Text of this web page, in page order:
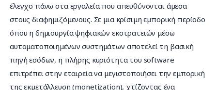
έλεγχο πάνω στα εργαλεία που απευθύνονται άμεσα
στους διαφημιζόμενους. Σε μια κρίσιμη εμπορική περίοδο
όπου η δημιουργία ψηφιακών εκστρατειών μέσω
αυτοματοποιημένων συστημάτων αποτελεί τη βασική
πηγή εσόδων, η πλήρης κυριότητα του software
επιτρέπει στην εταιρεία να μεγιστοποιήσει την εμπορική
της εκμετάλλευση (monetization), χτίζοντας ένα